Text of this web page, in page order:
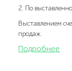
2. По
Выставлением
продаж.
Подробнее